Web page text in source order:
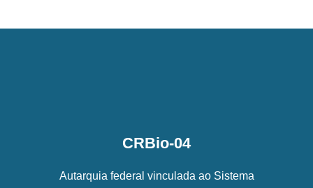
CRBio-04
Autarquia federal vinculada ao Sistema